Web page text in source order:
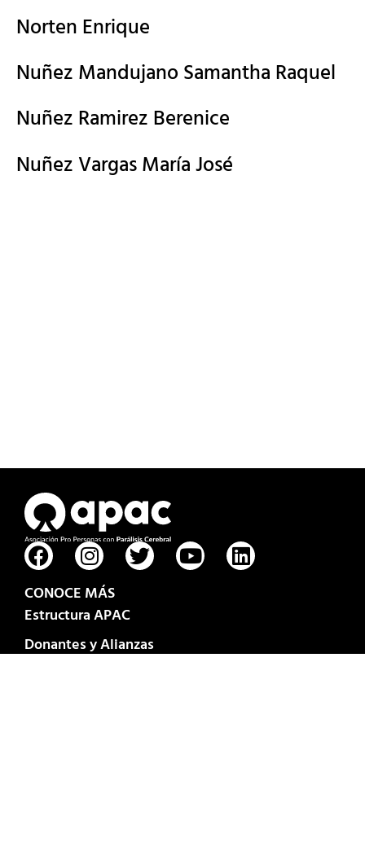
Norten Enrique
Nuñez Mandujano Samantha Raquel
Nuñez Ramirez Berenice
Nuñez Vargas María José
CONOCE MÁS
Estructura APAC
Donantes y Alianzas